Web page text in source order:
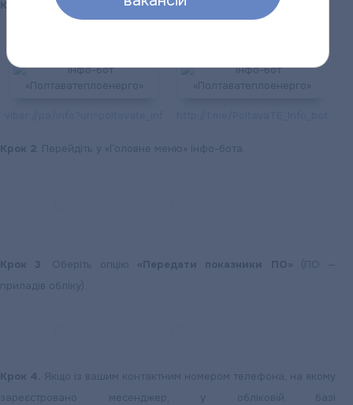
Крок 1 . Знайдіть в обраному месенджері чат-бот.
Крок 2 . Перейдіть у «Головне меню» інфо-бота.
Крок 3 . Оберіть опцію «Передати показники ПО» (ПО —
приладів обліку).
Крок 4. Якщо із вашим контактним номером телефона, на якому
зареєстровано месенджер, у обліковій базі